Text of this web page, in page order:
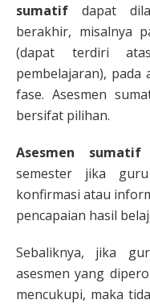
sumatif dapat
berakhir, misalnya
(dapat terdiri
pembelajaran),
fase. Asesmen
bersifat pilihan.
Asesmen sumatif
semester jika
konfirmasi atau
pencapaian hasil
Sebaliknya, jika
asesmen yang
mencukupi, maka